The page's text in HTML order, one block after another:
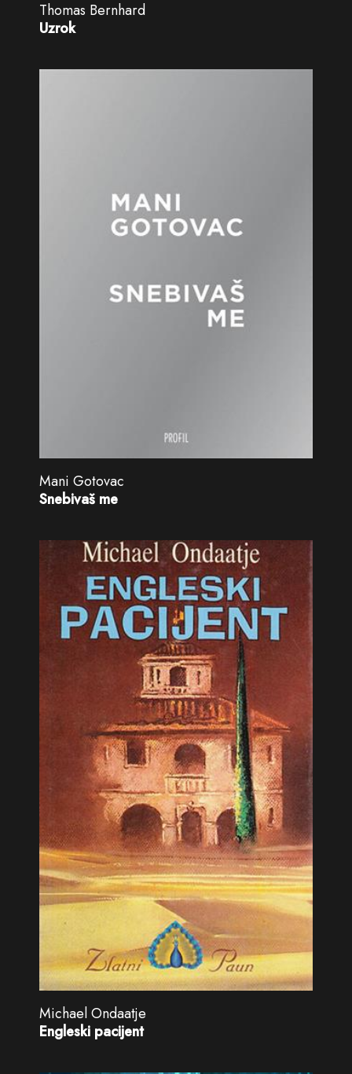
Thomas Bernhard
Uzrok
Mani Gotovac
Snebivaš me
Michael Ondaatje
Engleski pacijent